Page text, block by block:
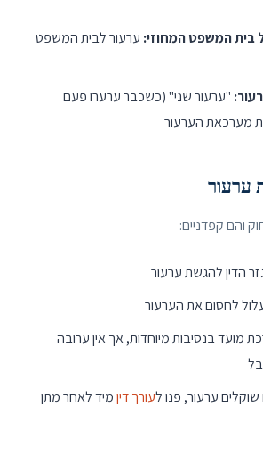
בית המשפט המחוזי: ערעור לבית המשפט
"ערעור שני" (כשכבר ערערו פעם
מערכאת הערעור
ערעור
והם קפדניים:
הדין להגשת ערעור
לחסום את הערעור
מועד בנסיבות מיוחדות, אך אין ערובה
ערעור, פנו לעורך דיןמיד לאחר מתן